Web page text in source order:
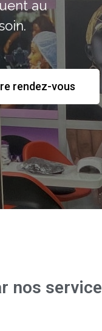
au
rendez-vous
nos